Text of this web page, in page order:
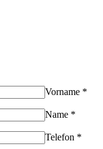
Vorname *
Name *
Telefon *